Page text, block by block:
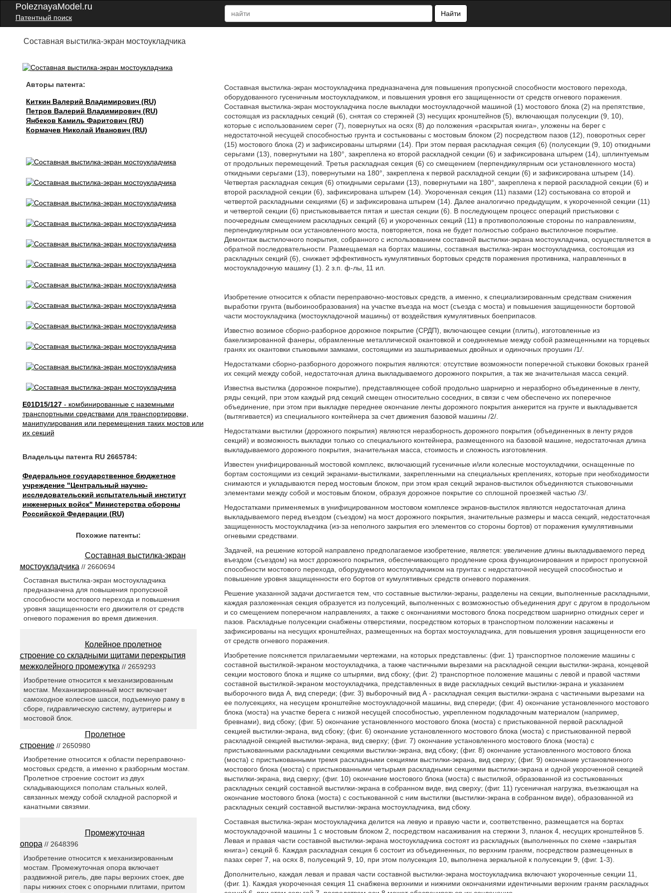
PoleznayaModel.ru
Патентный поиск
Найти
Составная выстилка-экран мостоукладчика
Авторы патента:
Киткин Валерий Владимирович (RU)
Петров Валерий Владимирович (RU)
Янбеков Камиль Фаритович (RU)
Кормачев Николай Иванович (RU)
E01D15/127- комбинированные с наземными
транспортными средствами для транспортировки,
манипулирования или перемещения таких мостов или
их секций
Владельцы патента RU 2665784:
Федеральное государственное бюджетное
учреждение "Центральный научно-
исследовательский испытательный институт
инженерных войск" Министерства обороны
Российской Федерации (RU)
Составная выстилка-экран мостоукладчика предназначена для повышения пропускной способности мостового перехода,
оборудованного гусеничным мостоукладчиком, и повышения уровня его защищенности от средств огневого поражения.
Составная выстилка-экран мостоукладчика после выкладки мостоукладочной машиной (1) мостового блока (2) на препятствие,
состоящая из раскладных секций (6), снятая со стержней (3) несущих кронштейнов (5), включающая полусекции (9, 10),
которые с использованием серег (7), повернутых на осях (8) до положения «раскрытая книга», уложены на берег с
недостаточной несущей способностью грунта и состыкованы с мостовым блоком (2) посредством пазов (12), поворотных серег
(15) мостового блока (2) и зафиксированы штырями (14). При этом первая раскладная секция (6) (полусекции (9, 10) откидными
серьгами (13), повернутыми на 180°, закреплена ко второй раскладной секции (6) и зафиксирована штырем (14), шплинтуемым
от продольных перемещений. Третья раскладная секция (6) со смещением (перпендикулярным оси установленного моста)
откидными серьгами (13), повернутыми на 180°, закреплена к первой раскладной секции (6) и зафиксирована штырем (14).
Четвертая раскладная секция (6) откидными серьгами (13), повернутыми на 180°, закреплена к первой раскладной секции (6) и
второй раскладной секции (6), зафиксирована штырем (14). Укороченная секция (11) пазами (12) состыкована со второй и
четвертой раскладными секциями (6) и зафиксирована штырем (14). Далее аналогично предыдущим, к укороченной секции (11)
и четвертой секции (6) пристыковывается пятая и шестая секции (6). В последующем процесс операций пристыковки с
поочередным смещением раскладных секций (6) и укороченных секций (11) в противоположные стороны по направлениям,
перпендикулярным оси установленного моста, повторяется, пока не будет полностью собрано выстилочное покрытие.
Демонтаж выстилочного покрытия, собранного с использованием составной выстилки-экрана мостоукладчика, осуществляется в
обратной последовательности. Размещаемая на бортах машины, составная выстилка-экран мостоукладчика, состоящая из
раскладных секций (6), снижает эффективность кумулятивных бортовых средств поражения противника, направленных в
мостоукладочную машину (1). 2 з.п. ф-лы, 11 ил.
Изобретение относится к области переправочно-мостовых средств, а именно, к специализированным средствам снижения
выработки грунта (выбоинообразования) на участке въезда на мост (съезда с моста) и повышения защищенности бортовой
части мостоукладчика (мостоукладочной машины) от воздействия кумулятивных боеприпасов.
Известно возимое сборно-разборное дорожное покрытие (СРДП), включающее секции (плиты), изготовленные из
бакелизированной фанеры, обрамленные металлической окантовкой и соединяемые между собой размещенными на торцевых
гранях их окантовки стыковыми замками, состоящими из заштыриваемых двойных и одиночных проушин /1/.
Недостатками сборно-разборного дорожного покрытия являются: отсутствие возможности поперечной стыковки боковых граней
их секций между собой, недостаточная длина выкладываемого дорожного покрытия, а так же значительная масса секций.
Известна выстилка (дорожное покрытие), представляющее собой продольно шарнирно и неразборно объединенные в ленту,
ряды секций, при этом каждый ряд секций смещен относительно соседних, в связи с чем обеспечено их поперечное
объединение, при этом при выкладке переднее окончание ленты дорожного покрытия анкерится на грунте и выкладывается
(вытягивается) из специального контейнера за счет движения базовой машины /2/.
Недостатками выстилки (дорожного покрытия) являются неразборность дорожного покрытия (объединенных в ленту рядов
секций) и возможность выкладки только со специального контейнера, размещенного на базовой машине, недостаточная длина
выкладываемого дорожного покрытия, значительная масса, стоимость и сложность изготовления.
Известен унифицированный мостовой комплекс, включающий гусеничные и/или колесные мостоукладчики, оснащенные по
бортам состоящими из секций экранами-выстилками, закрепленными на специальных креплениях, которые при необходимости
снимаются и укладываются перед мостовым блоком, при этом края секций экранов-выстилок объединяются стыковочными
элементами между собой и мостовым блоком, образуя дорожное покрытие со сплошной проезжей частью /3/.
Недостатками применяемых в унифицированном мостовом комплексе экранов-выстилок являются недостаточная длина
выкладываемого перед въездом (съездом) на мост дорожного покрытия, значительные размеры и масса секций, недостаточная
защищенность мостоукладчика (из-за неполного закрытия его элементов со стороны бортов) от поражения кумулятивными
огневыми средствами.
Задачей, на решение которой направлено предполагаемое изобретение, является: увеличение длины выкладываемого перед
въездом (съездом) на мост дорожного покрытия, обеспечивающего продление срока функционирования и прирост пропускной
способности мостового перехода, оборудуемого мостоукладчиком на грунтах с недостаточной несущей способностью и
повышение уровня защищенности его бортов от кумулятивных средств огневого поражения.
Решение указанной задачи достигается тем, что составные выстилки-экраны, разделены на секции, выполненные раскладными,
каждая разложенная секция образуется из полусекций, выполненных с возможностью объединения друг с другом в продольном
и со смещением поперечном направлениях, а также с окончаниями мостового блока посредством шарнирно откидных серег и
пазов. Раскладные полусекции снабжены отверстиями, посредством которых в транспортном положении насажены и
зафиксированы на несущих кронштейнах, размещенных на бортах мостоукладчика, для повышения уровня защищенности его
от средств огневого поражения.
Изобретение поясняется прилагаемыми чертежами, на которых представлены: (фиг. 1) транспортное положение машины с
составной выстилкой-экраном мостоукладчика, а также частичными вырезами на раскладной секции выстилки-экрана, концевой
секции мостового блока и ящике со штырями, вид сбоку; (фиг. 2) транспортное положение машины с левой и правой частями
составной выстилкой-экраном мостоукладчика, представленных в виде раскладных секций выстилки-экрана и указанием
выборочного вида А, вид спереди; (фиг. 3) выборочный вид А - раскладная секция выстилки-экрана с частичными вырезами на
ее полусекциях, на несущем кронштейне мостоукладочной машины, вид спереди; (фиг. 4) окончание установленного мостового
блока (моста) на участке берега с низкой несущей способностью, укрепленном подкладочным материалом (например,
бревнами), вид сбоку; (фиг. 5) окончание установленного мостового блока (моста) с пристыкованной первой раскладной
секцией выстилки-экрана, вид сбоку; (фиг. 6) окончание установленного мостового блока (моста) с пристыкованной первой
раскладной секцией выстилки-экрана, вид сверху; (фиг. 7) окончание установленного мостового блока (моста) с
пристыкованными раскладными секциями выстилки-экрана, вид сбоку; (фиг. 8) окончание установленного мостового блока
(моста) с пристыкованными тремя раскладными секциями выстилки-экрана, вид сверху; (фиг. 9) окончание установленного
мостового блока (моста) с пристыкованными четырьмя раскладными секциями выстилки-экрана и одной укороченной секцией
выстилки-экрана, вид сверху; (фиг. 10) окончание мостового блока (моста) с выстилкой, образованной из состыкованных
раскладных секций составной выстилки-экрана в собранном виде, вид сверху; (фиг. 11) гусеничная нагрузка, въезжающая на
окончание мостового блока (моста) с состыкованной с ним выстилки (выстилки-экрана в собранном виде), образованной из
раскладных секций составной выстилки-экрана мостоукладчика, вид сбоку.
Составная выстилка-экран мостоукладчика делится на левую и правую части и, соответственно, размещается на бортах
мостоукладочной машины 1 с мостовым блоком 2, посредством насаживания на стержни 3, планок 4, несущих кронштейнов 5.
Левая и правая части составной выстилки-экрана мостоукладчика состоят из раскладных (выполненных по схеме «закрытая
книга») секций 6. Каждая раскладная секция 6 состоит из объединенных, по верхним граням, посредством размещенных в
пазах серег 7, на осях 8, полусекций 9, 10, при этом полусекция 10, выполнена зеркальной к полусекции 9, (фиг. 1-3).
Дополнительно, каждая левая и правая части составной выстилки-экрана мостоукладчика включают укороченные секции 11,
(фиг. 1). Каждая укороченная секция 11 снабжена верхними и нижними окончаниями идентичными верхним граням раскладных
Похожие патенты:
Составная выстилка-экран
мостоукладчика // 2660694
Составная выстилка-экран мостоукладчика
предназначена для повышения пропускной
способности мостового перехода и повышения
уровня защищенности его движителя от средств
огневого поражения во время движения.
Колейное пролетное
строение со складными щитами перекрытия
межколейного промежутка // 2659293
Изобретение относится к механизированным
мостам. Механизированный мост включает
самоходное колесное шасси, подъемную раму в
сборе, гидравлическую систему, аутригеры и
мостовой блок.
Пролетное
строение// 2650980
Изобретение относится к области переправочно-
мостовых средств, а именно к разборным мостам.
Пролетное строение состоит из двух
складывающихся пополам стальных колей,
связанных между собой складной распоркой и
канатными связями.
Промежуточная
опора// 2648396
Изобретение относится к механизированным
мостам. Промежуточная опора включает
раздвижной ригель, две пары верхних стоек, две
пары нижних стоек с опорными плитами, притом